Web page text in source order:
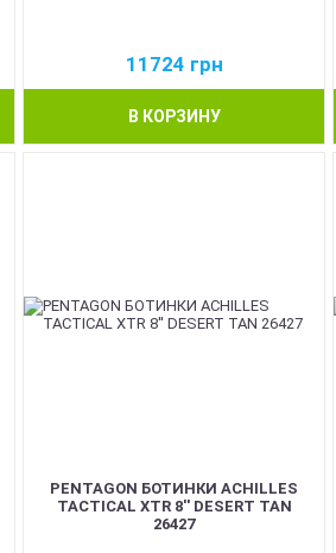
11724 грн
В КОРЗИНУ
PENTAGON БОТИНКИ ACHILLES
TACTICAL XTR 8'' DESERT TAN
26427